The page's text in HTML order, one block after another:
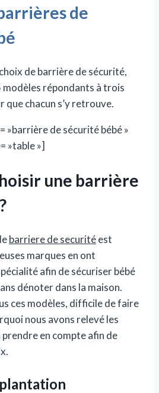
de
de barrière de sécurité,
modèles répondants à trois
que chacun s’y retrouve.
»barrière de sécurité bébé »
»table »]
une barrière
barriere de securitéest
marques en ont
afin de sécuriser bébé
dénoter dans la maison.
ces modèles, difficile de faire
nous avons relevé les
en compte afin de